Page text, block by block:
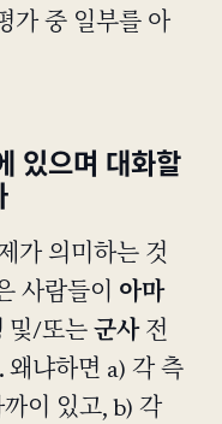
가 중 일부를 아
있으며 대화할
가 의미하는 것
사람들이 아마
및/또는 군사전
왜냐하면 a) 각 측
이 있고, b) 각